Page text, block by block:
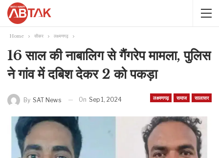
Home सीकर लक्ष्मणगढ़
16 साल की नाबालिग से गैंगरेप मामला, पुलिस
ने गांव में दबिश देकर 2 को पकड़ा
लक्ष्मणगढ़ समाज सालासर
By SAT News On Sep 1, 2024